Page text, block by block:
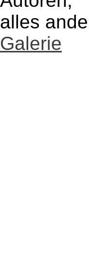
alles
Galerie